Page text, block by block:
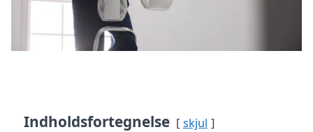
Indholdsfortegnelse skjul